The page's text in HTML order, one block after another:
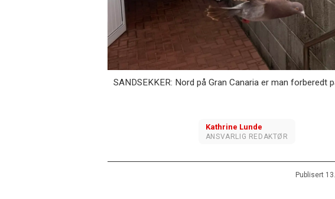
SANDSEKKER: Nord på Gran Canaria er man
Kathrine Lunde
ANSVARLIG REDAKTØR
Publisert